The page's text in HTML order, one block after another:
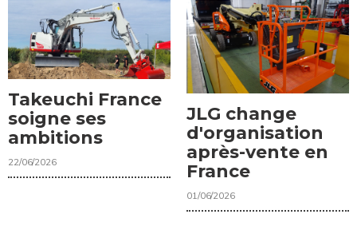
Takeuchi France
soigne ses
ambitions
22/06/2026
JLG change
d'organisation
après-vente en
France
01/06/2026